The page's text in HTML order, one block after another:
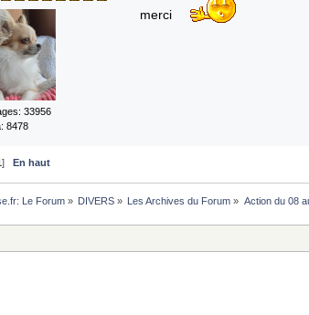
33956
8478
merci
] En haut
Le Forum» DIVERS» Les Archives du Forum » Action du 08